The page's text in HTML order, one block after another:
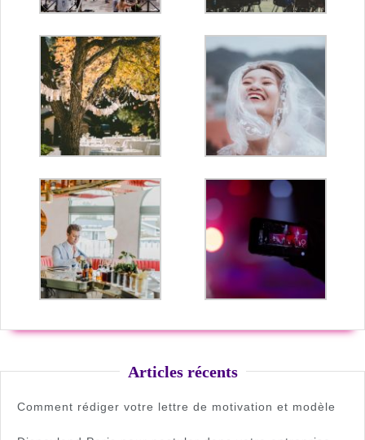
Articles récents
Comment rédiger votre lettre de motivation et modèle